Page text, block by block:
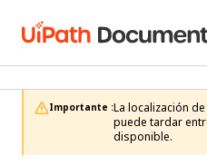
Importante :La localización
puede tardar
disponible.